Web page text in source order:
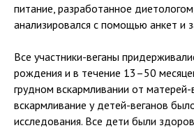
питание, разработанное
анализировался с помощью анкет и
Все участники-веганы
рождения и в течение 13–50
грудном вскармливании от матерей-
вскармливание у детей-веганов
исследования. Все дети были